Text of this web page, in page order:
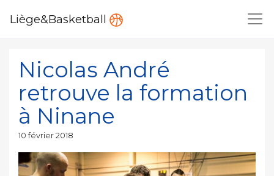
Liège&Basketball
Nicolas André
retrouve la formation
à Ninane
Publié
10 février 2018